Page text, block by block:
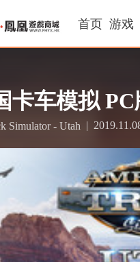
首页 游戏
卡车模拟
Simulator - Utah |